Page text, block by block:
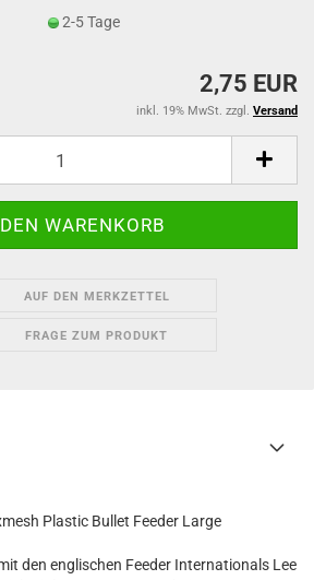
2-5 Tage
2,75 EUR
inkl. 19% MwSt. zzgl. Versand
AUF DEN MERKZETTEL
FRAGE ZUM PRODUKT
Plastic Bullet Feeder Large
den englischen Feeder Internationals Lee